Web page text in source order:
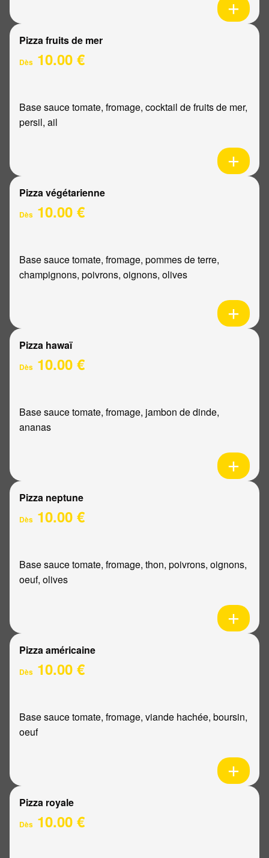
Pizza fruits de mer
Dès 10.00 €
Base sauce tomate, fromage, cocktail de fruits de mer,
persil, ail
Pizza végétarienne
Dès 10.00 €
Base sauce tomate, fromage, pommes de terre,
champignons, poivrons, oignons, olives
Pizza hawaï
Dès 10.00 €
Base sauce tomate, fromage, jambon de dinde,
ananas
Pizza neptune
Dès 10.00 €
Base sauce tomate, fromage, thon, poivrons, oignons,
oeuf, olives
Pizza américaine
Dès 10.00 €
Base sauce tomate, fromage, viande hachée, boursin,
oeuf
Pizza royale
Dès 10.00 €